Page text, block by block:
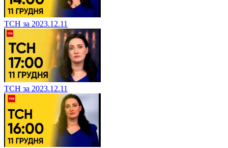
ТСН за 2023.12.11
ТСН за 2023.12.11